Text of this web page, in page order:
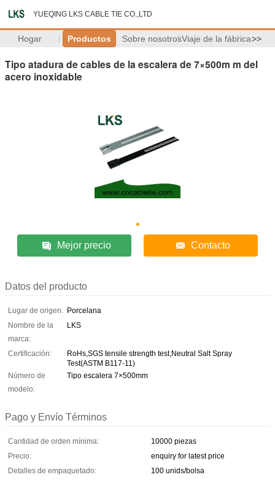
YUEQING LKS CABLE TIE CO.,LTD
Hogar Productos Sobre nosotrosViaje de la fábrica>>
Tipo atadura de cables de la escalera de 7×500m m del
acero inoxidable
Mejor precio Contacto
Datos del producto
Lugar de origen: Porcelana
Nombre de la
marca:
LKS
Certificación:
RoHs,SGS tensile strength test,Neutral Salt Spray
Test(ASTM B117-11)
Número de
modelo:
Tipo escalera 7×500mm
Pago y Envío Términos
Cantidad de orden mínima:
10000 piezas
Precio:
enquiry for latest price
Detalles de empaquetado:
100 unids/bolsa